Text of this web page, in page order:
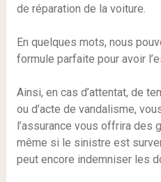
de réparation de la voiture.
En quelques mots, nous
formule parfaite pour avoir
Ainsi, en cas d’attentat, de
ou d’acte de vandalisme,
l’assurance vous offrira des
même si le sinistre est
peut encore indemniser les